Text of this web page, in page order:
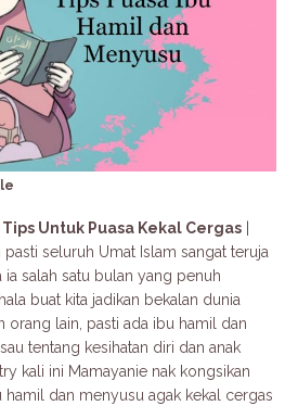
Tips Untuk Puasa Kekal Cergas
pasti seluruh Umat Islam sangat teruja
salah satu bulan yang penuh
buat kita jadikan bekalan dunia
orang lain, pasti ada ibu hamil dan
tentang kesihatan diri dan anak
kali ini Mamayanie nak kongsikan
hamil dan menyusu agak kekal cergas